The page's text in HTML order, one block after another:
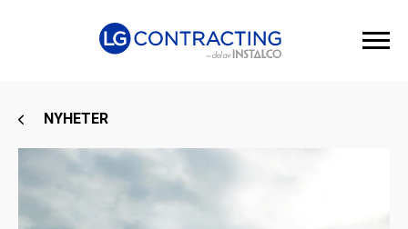
NYHETER